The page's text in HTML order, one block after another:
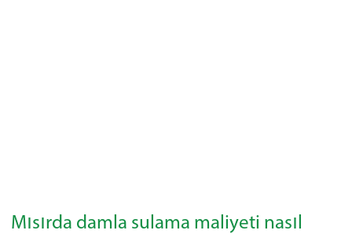
Mısırda damla sulama maliyeti nasıl